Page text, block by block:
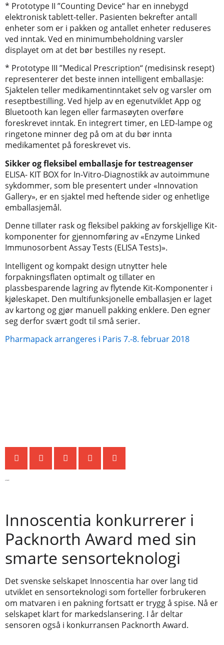
* Prototype II ”Counting Device“ har en innebygd
elektronisk tablett-teller. Pasienten bekrefter antall
enheter som er i pakken og antallet enheter reduseres
ved inntak. Ved en minimumbeholdning varsler
displayet om at det bør bestilles ny resept.
* Prototype III ”Medical Prescription“ (medisinsk resept)
representerer det beste innen intelligent emballasje:
Sjaktelen teller medikamentinntaket selv og varsler om
reseptbestilling. Ved hjelp av en egenutviklet App og
Bluetooth kan legen eller farmasøyten overføre
foreskrevet inntak. En integrert timer, en LED-lampe og
ringetone minner deg på om at du bør innta
medikamentet på foreskrevet vis.
Sikker og fleksibel emballasje for testreagenser
ELISA- KIT BOX for In-Vitro-Diagnostikk av autoimmune
sykdommer, som ble presentert under «Innovation
Gallery», er en sjaktel med heftende sider og enhetlige
emballasjemål.
Denne tillater rask og fleksibel pakking av forskjellige Kit-
komponenter for gjennomføring av «Enzyme Linked
Immunosorbent Assay Tests (ELISA Tests)».
Intelligent og kompakt design utnytter hele
forpakningsflaten optimalt og tillater en
plassbesparende lagring av flytende Kit-Komponenter i
kjøleskapet. Den multifunksjonelle emballasjen er laget
av kartong og gjør manuell pakking enklere. Den egner
seg derfor svært godt til små serier.
Pharmapack arrangeres i Paris 7.-8. februar 2018
Innoscentia konkurrerer i
Packnorth Award med sin
smarte sensorteknologi
Det svenske selskapet Innoscentia har over lang tid
utviklet en sensorteknologi som forteller forbrukeren
om matvaren i en pakning fortsatt er trygg å spise. Nå er
selskapet klart for markedslansering. I år deltar
sensoren også i konkurransen Packnorth Award.